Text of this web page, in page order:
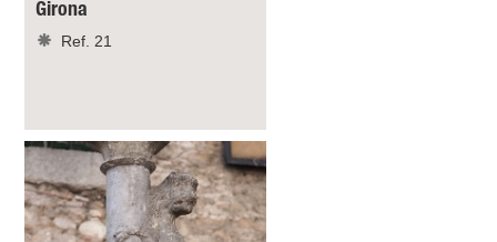
Girona
Ref. 21